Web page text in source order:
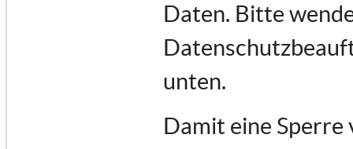
Daten. Bitte
unten.
Damit eine